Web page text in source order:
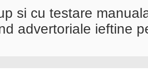
si cu testare
advertoriale ieftine